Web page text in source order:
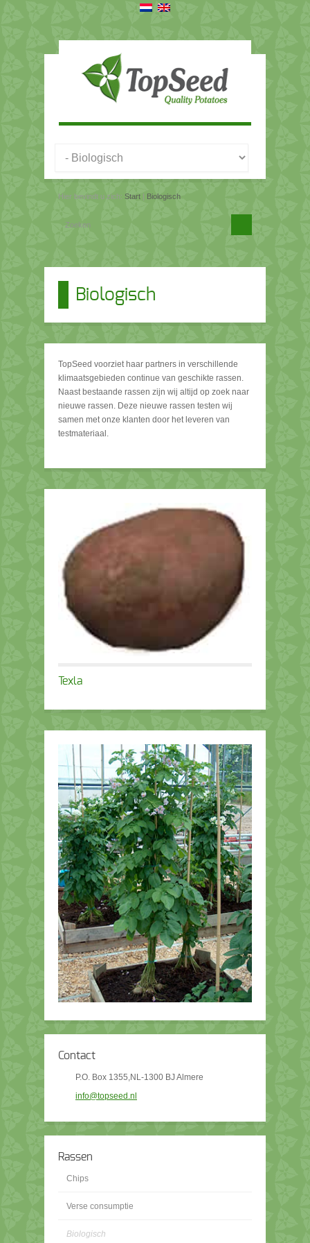
Hier bevindt u zich: Start | Biologisch
Biologisch
TopSeed voorziet haar partners in verschillende
klimaatsgebieden continue van geschikte rassen.
Naast bestaande rassen zijn wij altijd op zoek naar
nieuwe rassen. Deze nieuwe rassen testen wij
samen met onze klanten door het leveren van
testmateriaal.
Texla
Contact
P.O. Box 1355,NL-1300 BJ Almere
info@topseed.nl
Rassen
Chips
Verse consumptie
Biologisch